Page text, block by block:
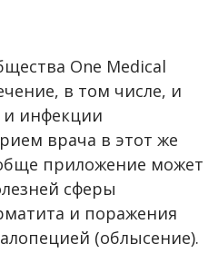
One Medical
в том числе, и
и инфекции
врача в этот же
приложение может
сферы
и поражения
(облысение).